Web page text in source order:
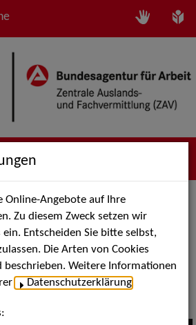
als PDF speichern
Tanzmusik
Gypsy Jazz
Online-Angebote auf Ihre
Zu diesem Zweck setzen wir
Entscheiden Sie bitte selbst,
Die Arten von Cookies
beschrieben. Weitere Informationen
Datenschutzerklärung